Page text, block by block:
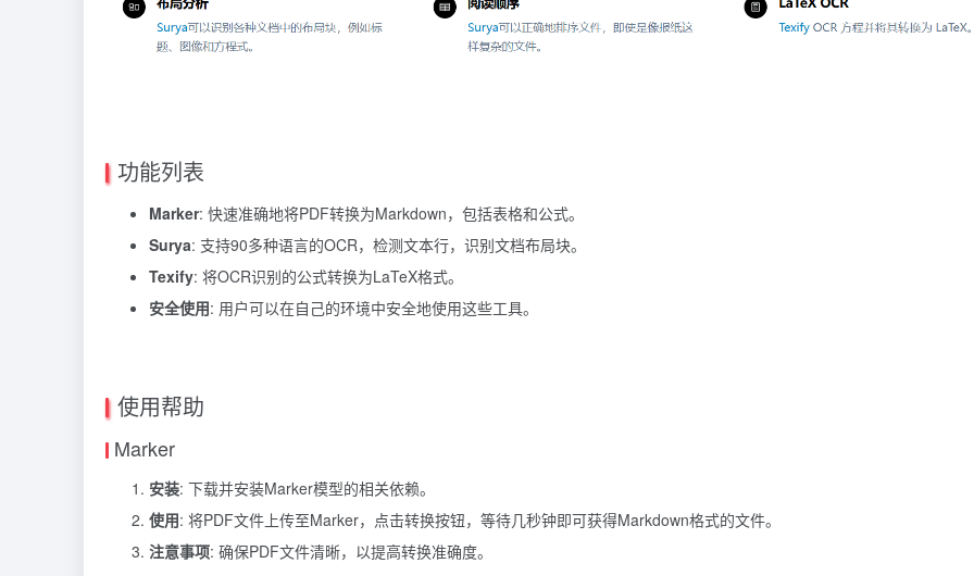
功能列表
Marker: 快速准确地将PDF转换为Markdown，包括表格和公式。
Surya: 支持90多种语言的OCR，检测文本行，识别文档布局块。
Texify: 将OCR识别的公式转换为LaTeX格式。
安全使用: 用户可以在自己的环境中安全地使用这些工具。
使用帮助
Marker
安装: 下载并安装Marker模型的相关依赖。
使用: 将PDF文件上传至Marker，点击转换按钮，等待几秒钟即可获得Markdown格式的文件。
注意事项: 确保PDF文件清晰，以提高转换准确度。